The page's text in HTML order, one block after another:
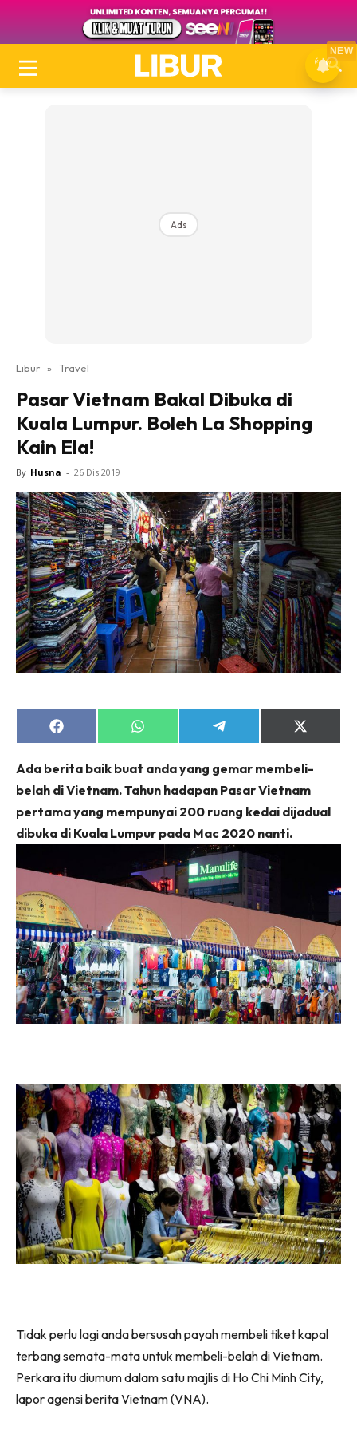
Ads
Libur » Travel
Pasar Vietnam Bakal Dibuka di
Kuala Lumpur. Boleh La Shopping
Kain Ela!
By Husna - 26 Dis 2019
Share
on
Share
on
Share
on
Share
on
(Twitter)
Ada berita baik buat anda yang gemar membeli-
belah di Vietnam. Tahun hadapan Pasar Vietnam
pertama yang mempunyai 200 ruang kedai dijadual
dibuka di Kuala Lumpur pada Mac 2020 nanti.
Tidak perlu lagi anda bersusah payah membeli tiket kapal
terbang semata-mata untuk membeli-belah di Vietnam.
Perkara itu diumum dalam satu majlis di Ho Chi Minh City,
lapor agensi berita Vietnam (VNA).
NEW